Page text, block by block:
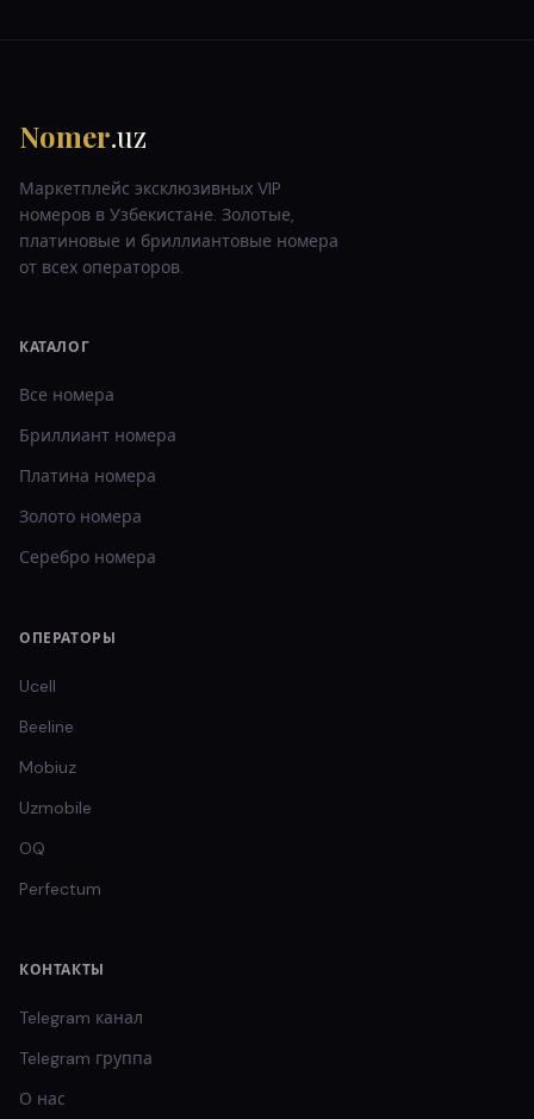
Nomer.uz
Маркетплейс эксклюзивных VIP
номеров в Узбекистане. Золотые,
платиновые и бриллиантовые номера
от всех операторов.
КАТАЛОГ
Все номера
Бриллиант номера
Платина номера
Золото номера
Серебро номера
ОПЕРАТОРЫ
Ucell
Beeline
Mobiuz
Uzmobile
OQ
Perfectum
КОНТАКТЫ
Telegram канал
Telegram группа
О нас